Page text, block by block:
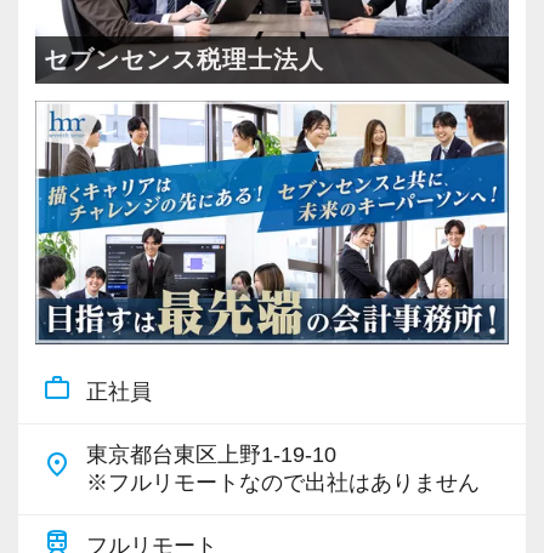
＜成長中の税理士法人＞
・全国14拠点で事業展開
・従業員240名以上に拡大
・会計・税務・財務・労務まで対応
・専門家が在籍しワンストップ支援
＜学びを後押し＞
・書籍購入費／研修費は全額会社負担
・隔月で税法・実務の学習会あり
・資格取得を目指す社員が多数
＜募集の背景＞
・組織力強化に向けた採用
セブンセンス税理士法人
work_outline 正社員
place
東京都台東区上野1-19-10
※フルリモートなので出社はありません
train フルリモート